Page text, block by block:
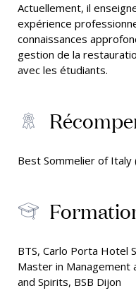
Actuellement, il
expérience
connaissances
gestion de la
avec les étudiants.
Best Sommelier of Italy
BTS, Carlo Porta Hotel
Master in Management
and Spirits, BSB Dijon